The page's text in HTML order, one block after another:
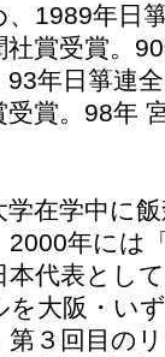
、1989年日
社賞受賞。
93年日箏連
受賞。98年
在学中に飯
2000年には
本代表とし
を大阪・い
第３回目の